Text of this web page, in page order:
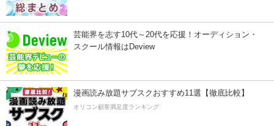
芸能界を志す10代～20代を応援！オーディション・
スクール情報はDeview
漫画読み放題サブスクおすすめ11選【徹底比較】
オリコン顧客満足度ランキング